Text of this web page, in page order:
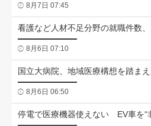
8月7日 07:45
看護など人材不足分野の就職件数
8月6日 07:10
国立大病院、地域医療構想を踏ま
8月6日 06:50
停電で医療機器使えない EV車を“